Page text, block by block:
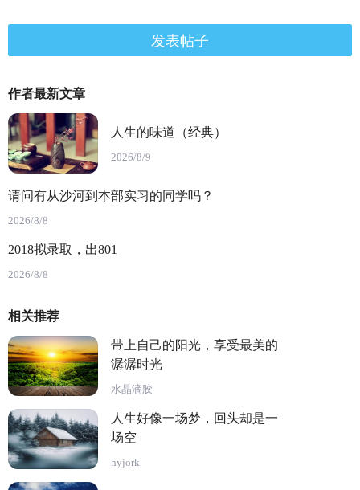
发表帖子
作者最新文章
人生的味道（经典）
2026/8/9
请问有从沙河到本部实习的同学吗？
2026/8/8
2018拟录取，出801
2026/8/8
相关推荐
带上自己的阳光，享受最美的
潺潺时光
水晶滴胶
人生好像一场梦，回头却是一
场空
hyjork